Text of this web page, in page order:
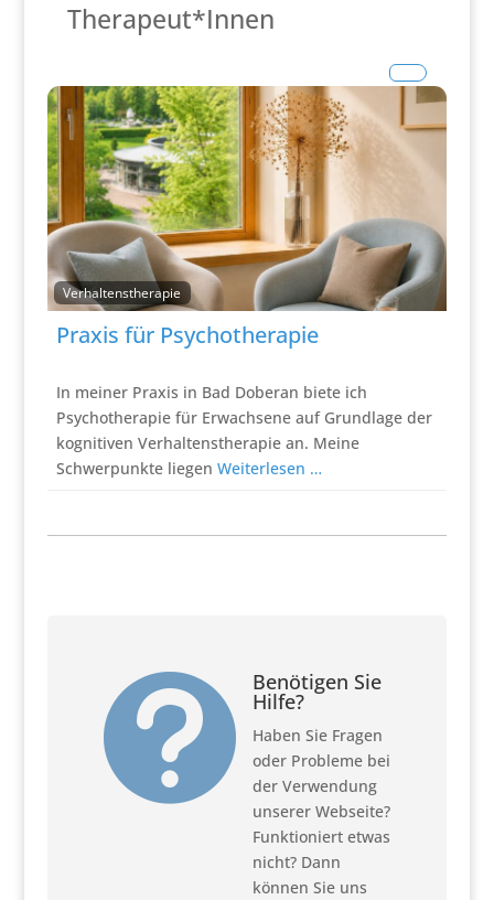
Therapeut*Innen
Verhaltenstherapie
Praxis für Psychotherapie
In meiner Praxis in Bad Doberan biete ich
Psychotherapie für Erwachsene auf Grundlage der
kognitiven Verhaltenstherapie an. Meine
Schwerpunkte liegen Weiterlesen …
 Benötigen Sie
Hilfe?
Haben Sie Fragen
oder Probleme bei
der Verwendung
unserer Webseite?
Funktioniert etwas
nicht? Dann
können Sie uns